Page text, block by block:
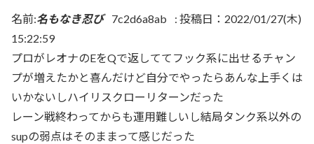
名前:名もなき忍び 7c2d6a8ab : 投稿日：2022/01/27(木)
15:22:59
プロがレオナのEをQで返しててフック系に出せるチャン
プが増えたかと喜んだけど自分でやったらあんな上手くは
いかないしハイリスクローリターンだった
レーン戦終わってからも運用難しいし結局タンク系以外の
supの弱点はそのままって感じだった